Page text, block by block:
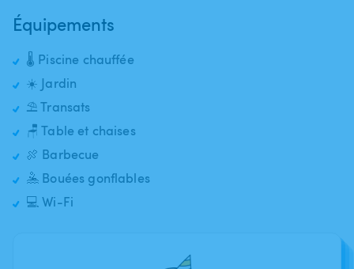
Équipements
🌡️ Piscine chauffée
☀️ Jardin
⛱️ Transats
🪑 Table et chaises
🍖 Barbecue
🤽 Bouées gonflables
💻 Wi-Fi